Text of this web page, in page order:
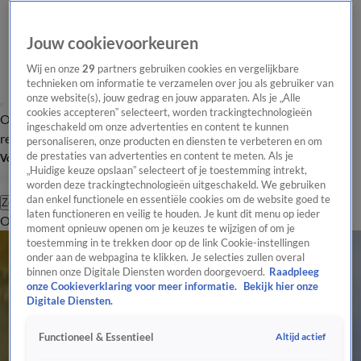
Overzicht Laatste nieuws Regionieuws Het beste van Hart
Tip de
redactie
Volg Hart van Nederland
Zoeken
OverzichtRegioUitzendingenWeerTip de redactiePanelVideo's
Jouw cookievoorkeuren
Wij en onze29 partners gebruiken cookies en vergelijkbare
technieken om informatie te verzamelen over jou als gebruiker van
onze website(s), jouw gedrag en jouw apparaten. Als je „Alle
cookies accepteren” selecteert, worden trackingtechnologieën
ingeschakeld om onze advertenties en content te kunnen
personaliseren, onze producten en diensten te verbeteren en om
de prestaties van advertenties en content te meten. Als je
„Huidige keuze opslaan” selecteert of je toestemming intrekt,
worden deze trackingtechnologieën uitgeschakeld. We gebruiken
dan enkel functionele en essentiële cookies om de website goed te
laten functioneren en veilig te houden. Je kunt dit menu op ieder
moment opnieuw openen om je keuzes te wijzigen of om je
toestemming in te trekken door op de link Cookie-instellingen
onder aan de webpagina te klikken. Je selecties zullen overal
binnen onze Digitale Diensten worden doorgevoerd. Raadpleeg
onze Cookieverklaring voor meer informatie.
Bekijk hier onze
Digitale Diensten.
Functioneel & Essentieel Altijd actief